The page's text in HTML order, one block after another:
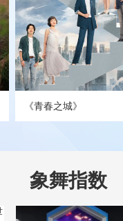
《青春之城》
象舞指数